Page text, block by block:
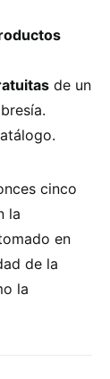
de un
cinco
la
en
de la
la